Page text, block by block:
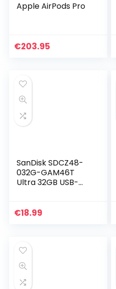
Apple AirPods Pro
€203.95
SanDisk SDCZ48-
032G-GAM46T
Ultra 32GB USB-
Zwart
€18.99